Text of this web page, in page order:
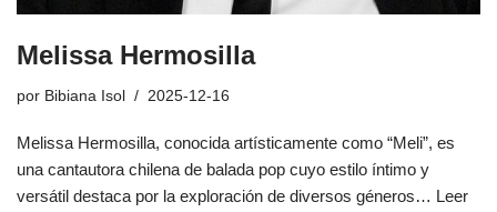
Melissa Hermosilla
por Bibiana Isol 2025-12-16
Melissa Hermosilla, conocida artísticamente como “Meli”, es
una cantautora chilena de balada pop cuyo estilo íntimo y
versátil destaca por la exploración de diversos géneros… Leer